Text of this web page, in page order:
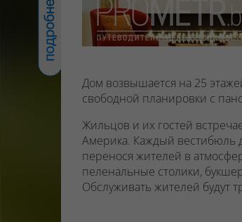
Дом возвышается на 25
свободной планировки с
Жильцов и их гостей
Америка. Каждый вестибюль
перенося жителей в
пеленальные столики,
Обслуживать жителей будут
Рядом с кварталом «Южная